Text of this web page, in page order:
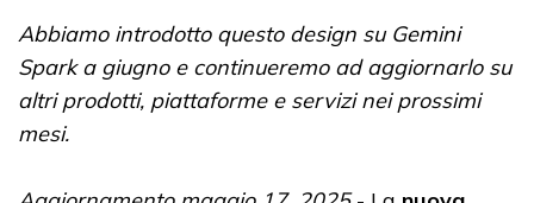
Abbiamo introdotto questo design su Gemini
Spark a giugno e continueremo ad aggiornarlo su
altri prodotti, piattaforme e servizi nei prossimi
mesi.